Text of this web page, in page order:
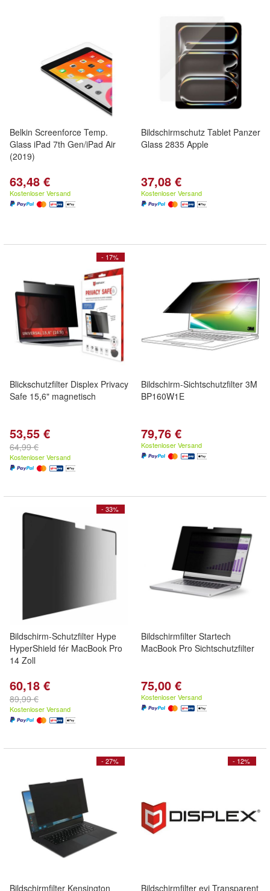
Belkin Screenforce Temp.
Glass iPad 7th Gen/iPad Air
(2019)
63,48 €
Kostenloser Versand
Bildschirmschutz Tablet Panzer
Glass 2835 Apple
37,08 €
Kostenloser Versand
- 17%
Blickschutzfilter Displex Privacy
Safe 15,6" magnetisch
53,55 €
64,99 €
Kostenloser Versand
Bildschirm-Sichtschutzfilter 3M
BP160W1E
79,76 €
Kostenloser Versand
- 33%
Bildschirm-Schutzfilter Hype
HyperShield fér MacBook Pro
14 Zoll
60,18 €
89,99 €
Kostenloser Versand
Bildschirmfilter Startech
MacBook Pro Sichtschutzfilter
75,00 €
Kostenloser Versand
- 27%
Bildschirmfilter Kensington
- 12%
Bildschirmfilter evi Transparent